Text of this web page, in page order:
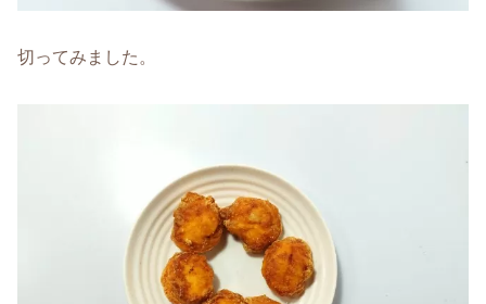
切ってみました。